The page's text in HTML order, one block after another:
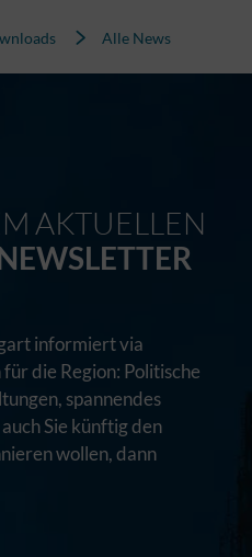
Alle News
AKTUELLEN
informiert via
die Region: Politische
spannendes
Sie künftig den
wollen, dann